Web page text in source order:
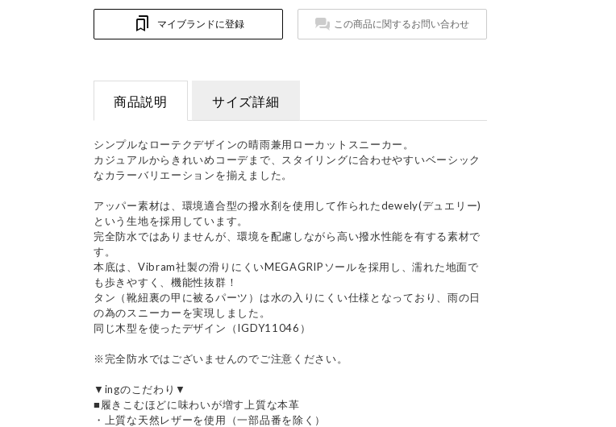
マイブランドに登録 この商品に関するお問い合わせ
商品説明 サイズ詳細
シンプルなローテクデザインの晴雨兼用ローカットスニーカー。
カジュアルからきれいめコーデまで、スタイリングに合わせやすいベーシック
なカラーバリエーションを揃えました。
アッパー素材は、環境適合型の撥水剤を使用して作られたdewely(デュエリー)
という生地を採用しています。
完全防水ではありませんが、環境を配慮しながら高い撥水性能を有する素材で
す。
本底は、Vibram社製の滑りにくいMEGAGRIPソールを採用し、濡れた地面で
も歩きやすく、機能性抜群！
タン（靴紐裏の甲に被るパーツ）は水の入りにくい仕様となっており、雨の日
の為のスニーカーを実現しました。
同じ木型を使ったデザイン（IGDY11046）
※完全防水ではございませんのでご注意ください。
▼ingのこだわり▼
■履きこむほどに味わいが増す上質な本革
・上質な天然レザーを使用（一部品番を除く）